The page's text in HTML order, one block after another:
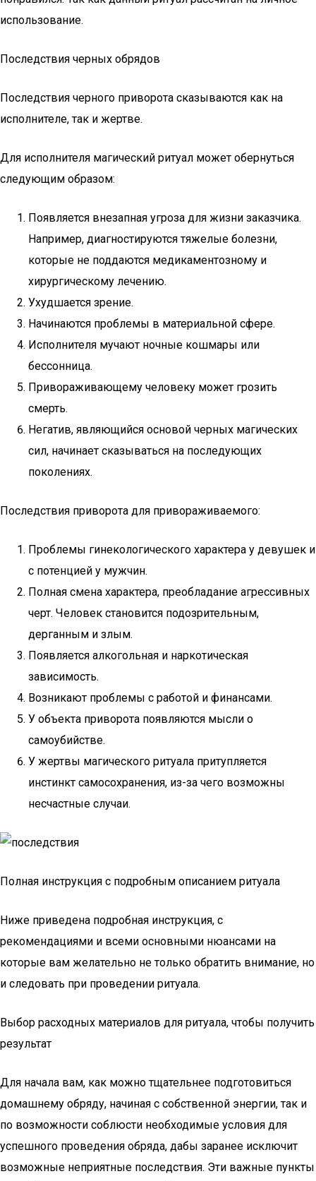
использование.
Последствия черных обрядов
Последствия черного приворота сказываются как на
исполнителе, так и жертве.
Для исполнителя магический ритуал может обернуться
следующим образом:
Появляется внезапная угроза для жизни заказчика.
Например, диагностируются тяжелые болезни,
которые не поддаются медикаментозному и
хирургическому лечению.
Ухудшается зрение.
Начинаются проблемы в материальной сфере.
Исполнителя мучают ночные кошмары или
бессонница.
Привораживающему человеку может грозить
смерть.
Негатив, являющийся основой черных магических
сил, начинает сказываться на последующих
поколениях.
Последствия приворота для привораживаемого:
Проблемы гинекологического характера у девушек и
с потенцией у мужчин.
Полная смена характера, преобладание агрессивных
черт. Человек становится подозрительным,
дерганным и злым.
Появляется алкогольная и наркотическая
зависимость.
Возникают проблемы с работой и финансами.
У объекта приворота появляются мысли о
самоубийстве.
У жертвы магического ритуала притупляется
инстинкт самосохранения, из-за чего возможны
несчастные случаи.
Полная инструкция с подробным описанием ритуала
Ниже приведена подробная инструкция, с
рекомендациями и всеми основными нюансами на
которые вам желательно не только обратить внимание, но
и следовать при проведении ритуала.
Выбор расходных материалов для ритуала, чтобы получить
результат
Для начала вам, как можно тщательнее подготовиться
домашнему обряду, начиная с собственной энергии, так и
по возможности соблюсти необходимые условия для
успешного проведения обряда, дабы заранее исключит
возможные неприятные последствия. Эти важные пункты